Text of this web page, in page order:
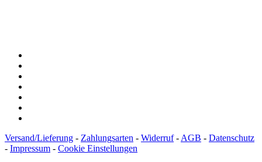
Versand/Lieferung - Zahlungsarten - Widerruf- AGB - Datenschutz
- Impressum - Cookie Einstellungen